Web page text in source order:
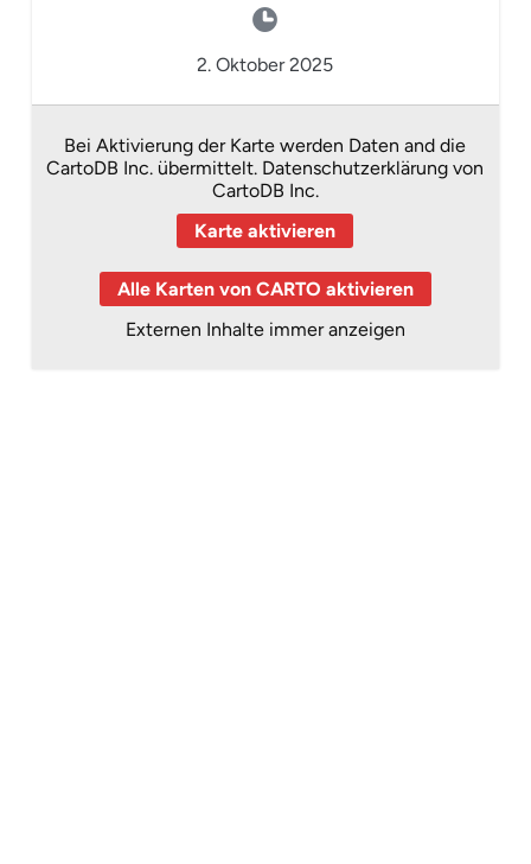
2. Oktober 2025
Bei Aktivierung der Karte werden Daten and die
CartoDB Inc. übermittelt. Datenschutzerklärung von
CartoDB Inc.
Karte aktivieren
Alle Karten von CARTO aktivieren
Externen Inhalte immer anzeigen